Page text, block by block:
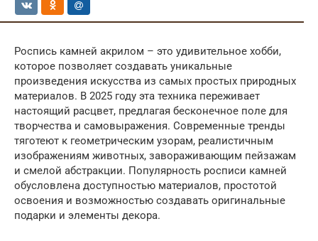
Роспись камней акрилом – это удивительное хобби,
которое позволяет создавать уникальные
произведения искусства из самых простых природных
материалов. В 2025 году эта техника переживает
настоящий расцвет, предлагая бесконечное поле для
творчества и самовыражения. Современные тренды
тяготеют к геометрическим узорам, реалистичным
изображениям животных, завораживающим пейзажам
и смелой абстракции. Популярность росписи камней
обусловлена доступностью материалов, простотой
освоения и возможностью создавать оригинальные
подарки и элементы декора.